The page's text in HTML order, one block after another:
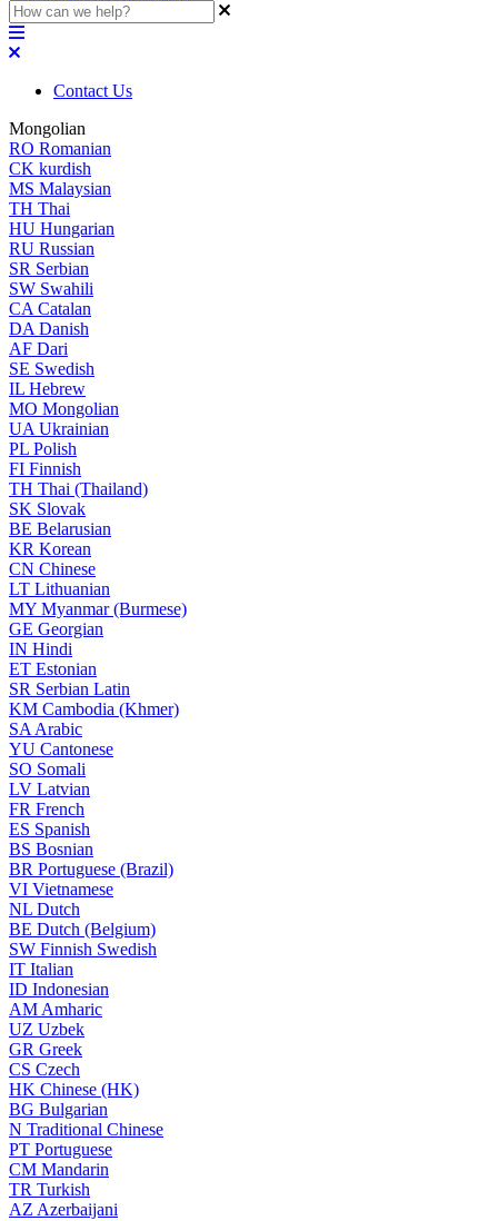
Contact Us
Mongolian
RO Romanian
CK kurdish
MS Malaysian
TH Thai
HU Hungarian
RU Russian
SR Serbian
SW Swahili
CA Catalan
DA Danish
AF Dari
SE Swedish
IL Hebrew
MO Mongolian
UA Ukrainian
PL Polish
FI Finnish
TH Thai (Thailand)
SK Slovak
BE Belarusian
KR Korean
CN Chinese
LT Lithuanian
MY Myanmar (Burmese)
GE Georgian
IN Hindi
ET Estonian
SR Serbian Latin
KM Cambodia (Khmer)
SA Arabic
YU Cantonese
SO Somali
LV Latvian
FR French
ES Spanish
BS Bosnian
BR Portuguese (Brazil)
VI Vietnamese
NL Dutch
BE Dutch (Belgium)
SW Finnish Swedish
IT Italian
ID Indonesian
AM Amharic
UZ Uzbek
GR Greek
CS Czech
HK Chinese (HK)
BG Bulgarian
N Traditional Chinese
PT Portuguese
CM Mandarin
TR Turkish
AZ Azerbaijani